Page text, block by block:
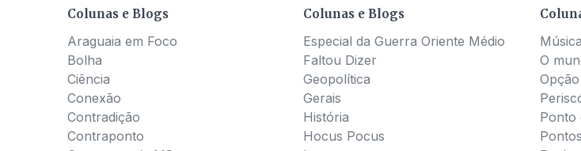
Colunas e Blogs
Araguaia em Foco
Bolha
Ciência
Conexão
Contradição
Contraponto
Colunas e Blogs
Especial da Guerra Oriente Médio
Faltou Dizer
Geopolítica
Gerais
História
Hocus Pocus
Música
O
Ponto